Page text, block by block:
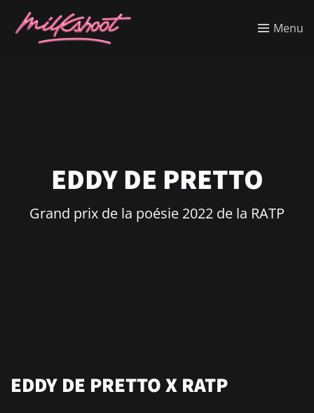
Menu
EDDY DE PRETTO
Grand prix de la poésie 2022 de la RATP
EDDY DE PRETTO X RATP